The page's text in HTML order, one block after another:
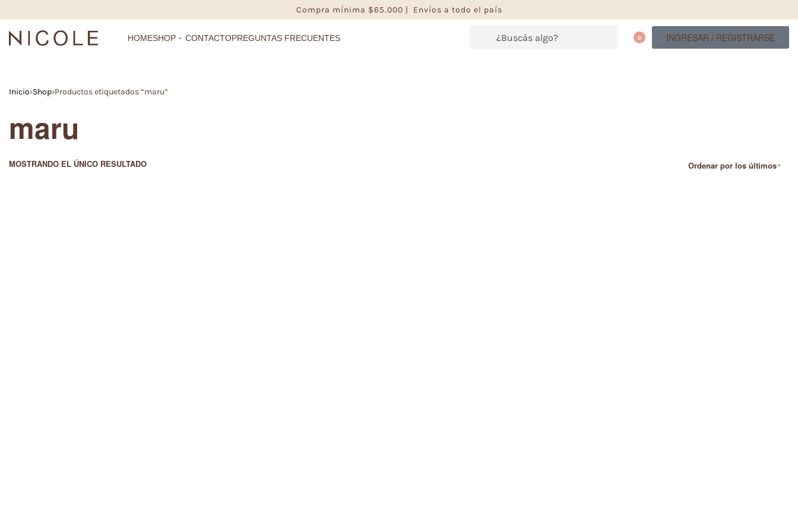
Compra mínima $65.000 | Envíos a todo el país
HOMESHOP CONTACTOPREGUNTAS FRECUENTES 0 INGRESAR / REGISTRARSE
Inicio›Shop›Productos etiquetados “maru”
maru
MOSTRANDO EL ÚNICO RESULTADO Ordenar por los últimos